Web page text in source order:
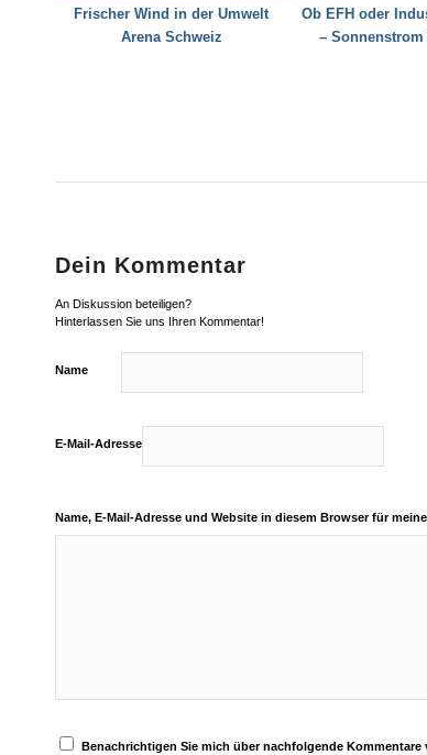
Frischer Wind in der Umwelt
Arena Schweiz
Ob EFH oder
–
Dein Kommentar
An Diskussion beteiligen?
Hinterlassen Sie uns Ihren Kommentar!
Name
E-Mail-Adresse
Name, E-Mail-Adresse und Website in diesem Browser für
Benachrichtigen Sie mich über nachfolgende Kommentare